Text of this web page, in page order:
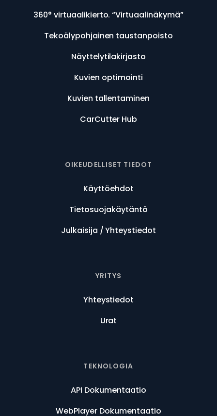
360° virtuaalikierto. “Virtuaalinäkymä”
Tekoälypohjainen taustanpoisto
Näyttelytilakirjasto
Kuvien optimointi
Kuvien tallentaminen
CarCutter Hub
OIKEUDELLISET TIEDOT
Käyttöehdot
Tietosuojakäytäntö
Julkaisija / Yhteystiedot
YRITYS
Yhteystiedot
Urat
TEKNOLOGIA
API Dokumentaatio
WebPlayer Dokumentaatio